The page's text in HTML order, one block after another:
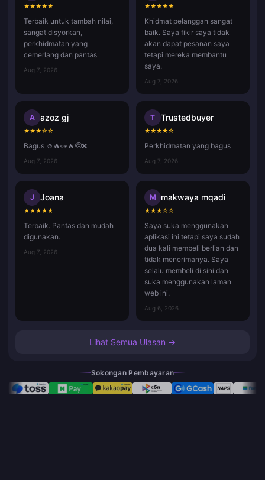
★★★★★
Terbaik untuk tambah nilai,
sangat disyorkan,
perkhidmatan yang
cemerlang dan pantas
Aug 7, 2026
★★★★★
Khidmat pelanggan sangat
baik. Saya fikir saya tidak
akan dapat pesanan saya
tetapi mereka membantu
saya.
Aug 7, 2026
A azoz gj
★★★☆☆
Bagus ☺️🔥👀🔥🫡❌
Aug 7, 2026
T Trustedbuyer
★★★★☆
Perkhidmatan yang bagus
Aug 7, 2026
J Joana
★★★★★
Terbaik. Pantas dan mudah
digunakan.
Aug 7, 2026
M makwaya mqadi
★★★☆☆
Saya suka menggunakan
aplikasi ini tetapi saya sudah
dua kali membeli berlian dan
tidak menerimanya. Saya
selalu membeli di sini dan
suka menggunakan laman
web ini.
Aug 6, 2026
Lihat Semua Ulasan →
Sokongan Pembayaran